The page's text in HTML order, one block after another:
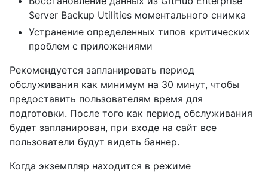
Server Backup Utilities моментального снимка
Устранение определенных типов критических
проблем с приложениями
Рекомендуется запланировать период
обслуживания как минимум на 30 минут, чтобы
предоставить пользователям время для
подготовки. После того как период обслуживания
будет запланирован, при входе на сайт все
пользователи будут видеть баннер.
Когда экземпляр находится в режиме